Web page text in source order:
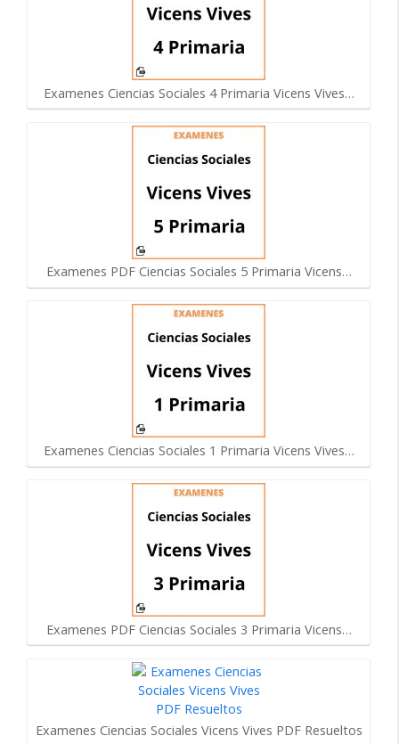
Examenes Ciencias Sociales 4 Primaria Vicens Vives…
Examenes PDF Ciencias Sociales 5 Primaria Vicens…
Examenes Ciencias Sociales 1 Primaria Vicens Vives…
Examenes PDF Ciencias Sociales 3 Primaria Vicens…
Examenes Ciencias Sociales Vicens Vives PDF Resueltos